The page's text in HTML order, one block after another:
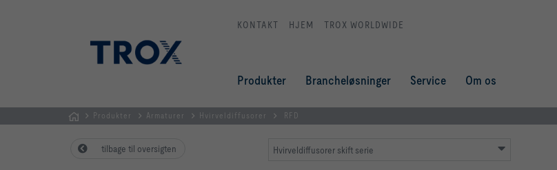
KONTAKT HJEM TROX WORLDWIDE
Produkter Brancheløsninger Service Om os
Produkter Armaturer Hvirveldiffusorer RFD
tilbage til oversigten Hvirveldiffusorer skift serie